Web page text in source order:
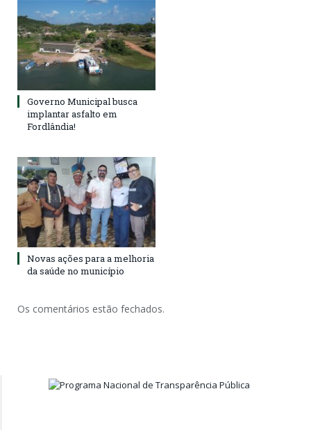
Governo Municipal busca
implantar asfalto em
Fordlândia!
Novas ações para a melhoria
da saúde no município
Os comentários estão fechados.